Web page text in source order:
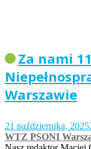
Za nami
Warszawie
21 października, 2025
WTZ PSONI